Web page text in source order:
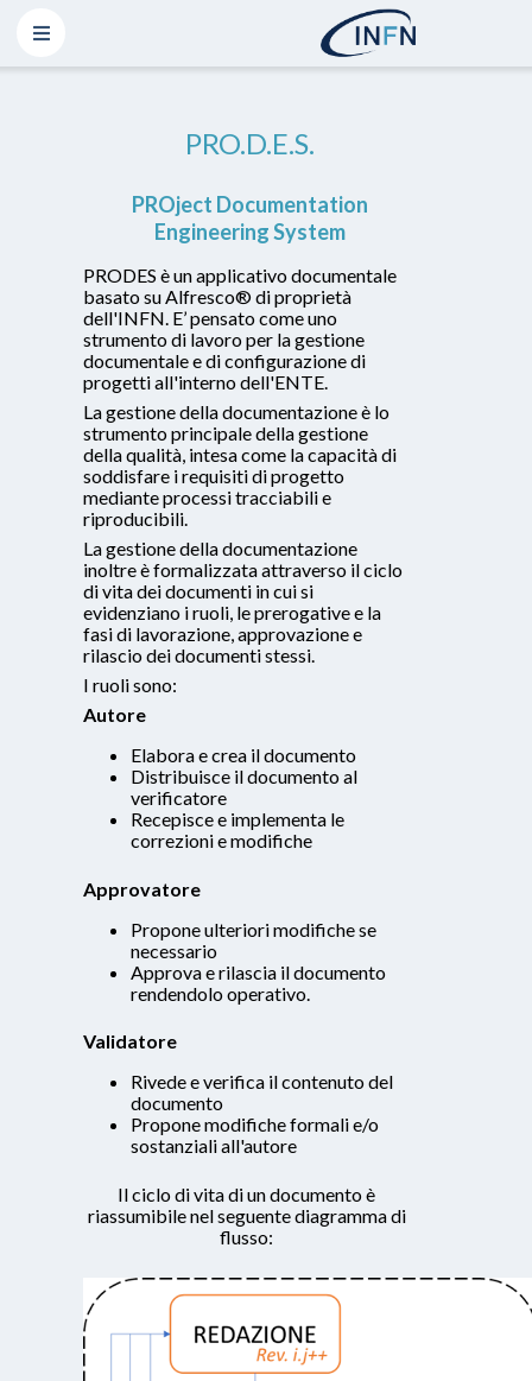
PRO.D.E.S.
PROject Documentation
Engineering System
PRODES è un applicativo documentale
basato su Alfresco® di proprietà
dell'INFN. E’ pensato come uno
strumento di lavoro per la gestione
documentale e di configurazione di
progetti all'interno dell'ENTE.
La gestione della documentazione è lo
strumento principale della gestione
della qualità, intesa come la capacità di
soddisfare i requisiti di progetto
mediante processi tracciabili e
riproducibili.
La gestione della documentazione
inoltre è formalizzata attraverso il ciclo
di vita dei documenti in cui si
evidenziano i ruoli, le prerogative e la
fasi di lavorazione, approvazione e
rilascio dei documenti stessi.
I ruoli sono:
Autore
Elabora e crea il documento
Distribuisce il documento al
verificatore
Recepisce e implementa le
correzioni e modifiche
Approvatore
Propone ulteriori modifiche se
necessario
Approva e rilascia il documento
rendendolo operativo.
Validatore
Rivede e verifica il contenuto del
documento
Propone modifiche formali e/o
sostanziali all'autore
Il ciclo di vita di un documento è
riassumibile nel seguente diagramma di
flusso: